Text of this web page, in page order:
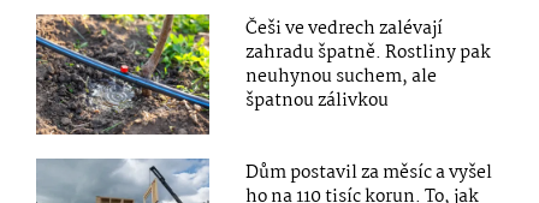
Češi ve vedrech zalévají
zahradu špatně. Rostliny pak
neuhynou suchem, ale
špatnou zálivkou
Dům postavil za měsíc a vyšel